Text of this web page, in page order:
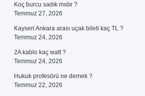
Koç burcu sadık mıdır ?
Temmuz 27, 2026
Kayseri Ankara arası uçak bileti kaç TL ?
Temmuz 24, 2026
2A kablo kaç watt ?
Temmuz 24, 2026
Hukuk profesörü ne demek ?
Temmuz 22, 2026